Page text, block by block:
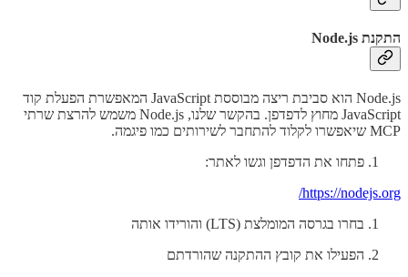
התקנת Node.js
Node.js הוא סביבת ריצה מבוססת JavaScript המאפשרת הפעלת קוד
JavaScript מחוץ לדפדפן. בהקשר שלנו, Node.js משמש להרצת שרתי
MCP שיאפשרו לקלוד להתחבר לשירותים כמו פיגמה.
פתחו את הדפדפן וגשו לאתר:
https://nodejs.org/
בחרו בגרסה המומלצת (LTS) והורידו אותה
הפעילו את קובץ ההתקנה שהורדתם